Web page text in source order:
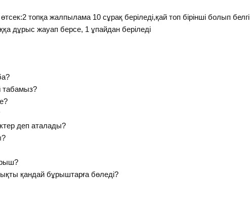
топқа жалпылама 10 сұрақ беріледі,қай топ бірінші болып белгі
дұрыс жауап берсе, 1 ұпайдан беріледі
табамыз?
деп аталады?
қандай бұрыштарға бөледі?